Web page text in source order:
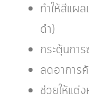
ทำให้สีแผ
ดำ)
กระตุ้นกา
ลดอาการ
ช่วยให้แต่